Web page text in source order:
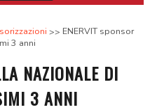
ENERVIT sponsor
3 anni
NAZIONALE DI
3 ANNI